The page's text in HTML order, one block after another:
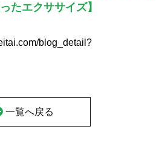
声
グ
たエクササイズ】
blog_detail?
一覧へ戻る